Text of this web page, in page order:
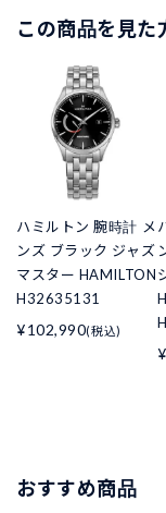
この商品を見た
ハミルトン 腕時計 メ
ンズ ブラック ジャズ
マスター HAMILTON
H32635131
¥102,990(税込)
おすすめ商品